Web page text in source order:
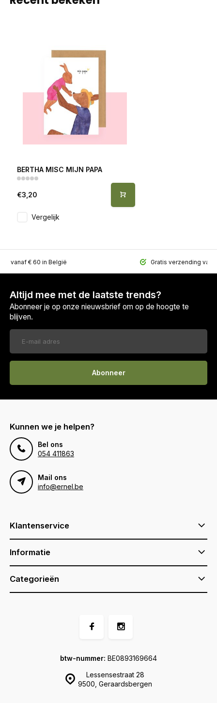
BERTHA MISC MIJN PAPA
€3,20
Vergelijk
vanaf € 60 in België Gratis verzending
Altijd mee met de laatste trends?
Abonneer je op onze nieuwsbrief om op de hoogte te
blijven.
Abonneer
Kunnen we je helpen?
Bel ons
054 411863
Mail ons
info@ernel.be
Klantenservice
Informatie
Categorieën
Lessensestraat 28
9500, Geraardsbergen
btw-nummer: BE0893169664